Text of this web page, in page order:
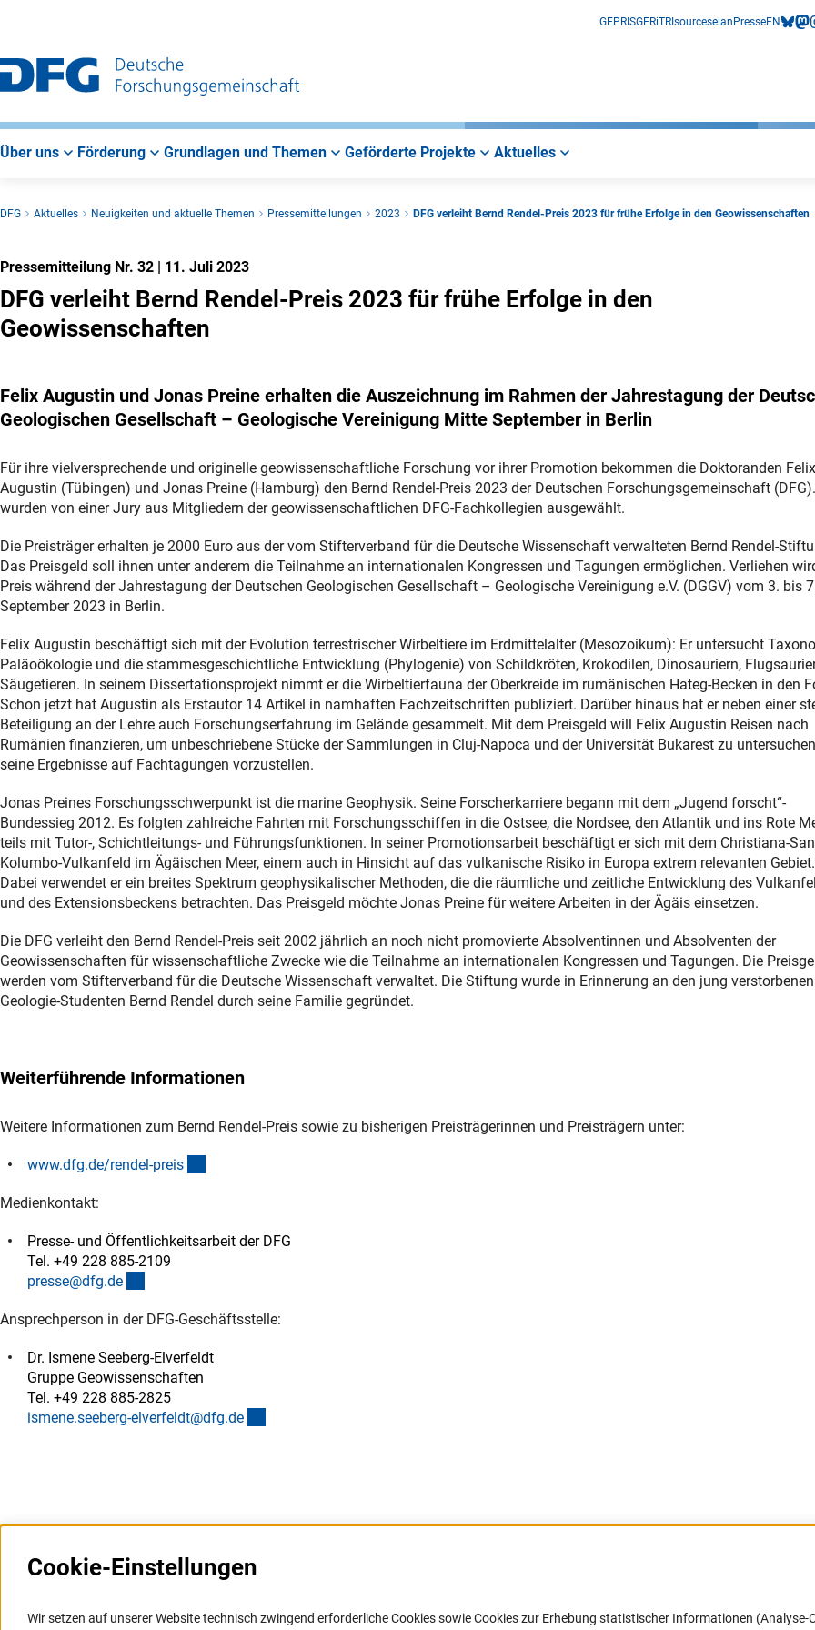
GEPRISGERiTRIsourceselan PresseEN
Über uns Förderung Grundlagen und Themen Geförderte Projekte Aktuelles
DFG Aktuelles Neuigkeiten und aktuelle Themen Pressemitteilungen 2023 DFG verleiht Bernd Rendel-Preis 2023 für frühe Erfolge in den Geowissenschaften
Pressemitteilung Nr. 32 | 11. Juli 2023
DFG verleiht Bernd Rendel-Preis 2023 für frühe Erfolge in den
Geowissenschaften
Felix Augustin und Jonas Preine erhalten die Auszeichnung im Rahmen der Jahrestagung der
Geologischen Gesellschaft – Geologische Vereinigung Mitte September in Berlin
Für ihre vielversprechende und originelle geowissenschaftliche Forschung vor ihrer Promotion bekommen die Doktoranden Felix
Augustin (Tübingen) und Jonas Preine (Hamburg) den Bernd Rendel-Preis 2023 der Deutschen Forschungsgemeinschaft
wurden von einer Jury aus Mitgliedern der geowissenschaftlichen DFG-Fachkollegien ausgewählt.
Die Preisträger erhalten je 2000 Euro aus der vom Stifterverband für die Deutsche Wissenschaft verwalteten Bernd Rendel-
Das Preisgeld soll ihnen unter anderem die Teilnahme an internationalen Kongressen und Tagungen ermöglichen. Verliehen
Preis während der Jahrestagung der Deutschen Geologischen Gesellschaft – Geologische Vereinigung e.V. (DGGV) vom 3. bis
September 2023 in Berlin.
Felix Augustin beschäftigt sich mit der Evolution terrestrischer Wirbeltiere im Erdmittelalter (Mesozoikum): Er untersucht
Paläoökologie und die stammesgeschichtliche Entwicklung (Phylogenie) von Schildkröten, Krokodilen, Dinosauriern,
Säugetieren. In seinem Dissertationsprojekt nimmt er die Wirbeltierfauna der Oberkreide im rumänischen Hateg-Becken in den
Schon jetzt hat Augustin als Erstautor 14 Artikel in namhaften Fachzeitschriften publiziert. Darüber hinaus hat er neben einer
Beteiligung an der Lehre auch Forschungserfahrung im Gelände gesammelt. Mit dem Preisgeld will Felix Augustin Reisen nach
Rumänien finanzieren, um unbeschriebene Stücke der Sammlungen in Cluj-Napoca und der Universität Bukarest zu
seine Ergebnisse auf Fachtagungen vorzustellen.
Jonas Preines Forschungsschwerpunkt ist die marine Geophysik. Seine Forscherkarriere begann mit dem „Jugend forscht“-
Bundessieg 2012. Es folgten zahlreiche Fahrten mit Forschungsschiffen in die Ostsee, die Nordsee, den Atlantik und ins Rote
teils mit Tutor-, Schichtleitungs- und Führungsfunktionen. In seiner Promotionsarbeit beschäftigt er sich mit dem Christiana-
Kolumbo-Vulkanfeld im Ägäischen Meer, einem auch in Hinsicht auf das vulkanische Risiko in Europa extrem relevanten Gebiet.
Dabei verwendet er ein breites Spektrum geophysikalischer Methoden, die die räumliche und zeitliche Entwicklung des
und des Extensionsbeckens betrachten. Das Preisgeld möchte Jonas Preine für weitere Arbeiten in der Ägäis einsetzen.
Die DFG verleiht den Bernd Rendel-Preis seit 2002 jährlich an noch nicht promovierte Absolventinnen und Absolventen der
Geowissenschaften für wissenschaftliche Zwecke wie die Teilnahme an internationalen Kongressen und Tagungen. Die
werden vom Stifterverband für die Deutsche Wissenschaft verwaltet. Die Stiftung wurde in Erinnerung an den jung verstorbenen
Geologie-Studenten Bernd Rendel durch seine Familie gegründet.
Weiterführende Informationen
Weitere Informationen zum Bernd Rendel-Preis sowie zu bisherigen Preisträgerinnen und Preisträgern unter:
www.dfg.de/rendel-preis
Medienkontakt:
Presse- und Öffentlichkeitsarbeit der DFG
Tel. +49 228 885-2109
presse@dfg.de
Ansprechperson in der DFG-Geschäftsstelle:
Dr. Ismene Seeberg-Elverfeldt
Gruppe Geowissenschaften
Tel. +49 228 885-2825
ismene.seeberg-elverfeldt@dfg.de
Informationssysteme
Cookie-Einstellungen
Wir setzen auf unserer Website technisch zwingend erforderliche Cookies sowie Cookies zur Erhebung statistischer Informationen (Analyse-